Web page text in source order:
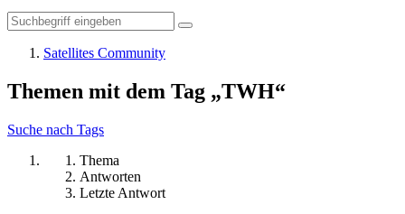
Satellites Community
Themen mit dem Tag „TWH“
Suche nach Tags
Thema
Antworten
Letzte Antwort